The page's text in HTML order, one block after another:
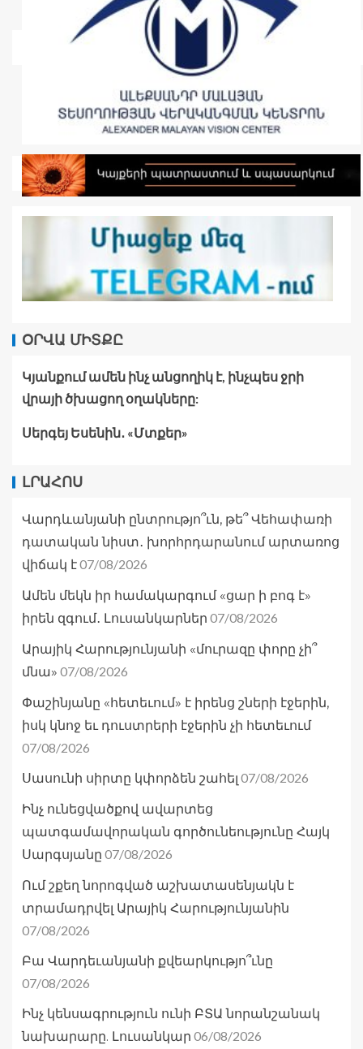
ՕՐՎԱ ՄԻՏՔԸ
Կյանքում ամեն ինչ անցողիկ է, ինչպես ջրի
վրայի ծխացող օղակները:
Սերգեյ Եսենին․ «Մտքեր»
ԼՐԱՀՈՍ
Վարդևանյանի ընտրությո՞ւն, թե՞ Վեհափառի
դատական նիստ․ խորհրդարանում արտառոց
վիճակ է07/08/2026
Ամեն մեկն իր համակարգում «ցար ի բոգ է»
իրեն զգում․ Լուսանկարներ 07/08/2026
Արայիկ Հարությունյանի «մուրազը փորը չի՞
մնա» 07/08/2026
Փաշինյանը «հետեւում» է իրենց շների էջերին,
իսկ կնոջ եւ դուստրերի էջերին չի հետեւում
07/08/2026
Սասունի սիրտը կփորձեն շահել 07/08/2026
Ինչ ունեցվածքով ավարտեց
պատգամավորական գործունեությունը Հայկ
Սարգսյանը 07/08/2026
Ում շքեղ նորոգված աշխատասենյակն է
տրամադրվել Արայիկ Հարությունյանին
07/08/2026
Բա Վարդեւանյանի քվեարկությո՞ւնը
07/08/2026
Ինչ կենսագրություն ունի ԲՏԱ նորանշանակ
նախարարը. Լուսանկար 06/08/2026